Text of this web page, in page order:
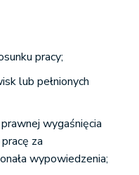
pracy;
lub pełnionych
wygaśnięcia
za
wypowiedzenia;